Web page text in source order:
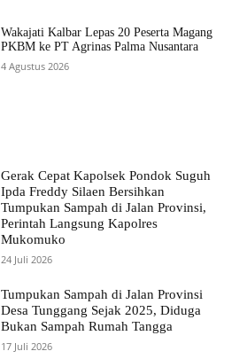
Wakajati Kalbar Lepas 20 Peserta Magang
PKBM ke PT Agrinas Palma Nusantara
4 Agustus 2026
Gerak Cepat Kapolsek Pondok Suguh
Ipda Freddy Silaen Bersihkan
Tumpukan Sampah di Jalan Provinsi,
Perintah Langsung Kapolres
Mukomuko
24 Juli 2026
Tumpukan Sampah di Jalan Provinsi
Desa Tunggang Sejak 2025, Diduga
Bukan Sampah Rumah Tangga
17 Juli 2026